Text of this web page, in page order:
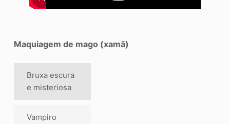
Maquiagem de mago (xamã)
Bruxa escura
e misteriosa
Vampiro